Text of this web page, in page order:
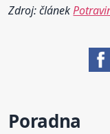
Zdroj: článek
Poradna